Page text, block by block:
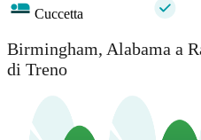
Cuccetta
Birmingham, Alabama a
di Treno